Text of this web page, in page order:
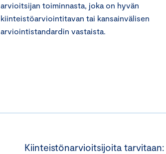
arvioitsijan toiminnasta, joka on hyvän
kiinteistöarviointitavan tai kansainvälisen
arviointistandardin vastaista.
Kiinteistönarvioitsijoita tarvitaan: